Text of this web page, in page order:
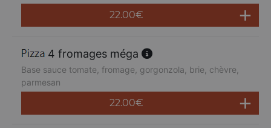
22.00€
4 fromages méga
Base sauce tomate, fromage, gorgonzola, brie, chèvre,
parmesan
22.00€